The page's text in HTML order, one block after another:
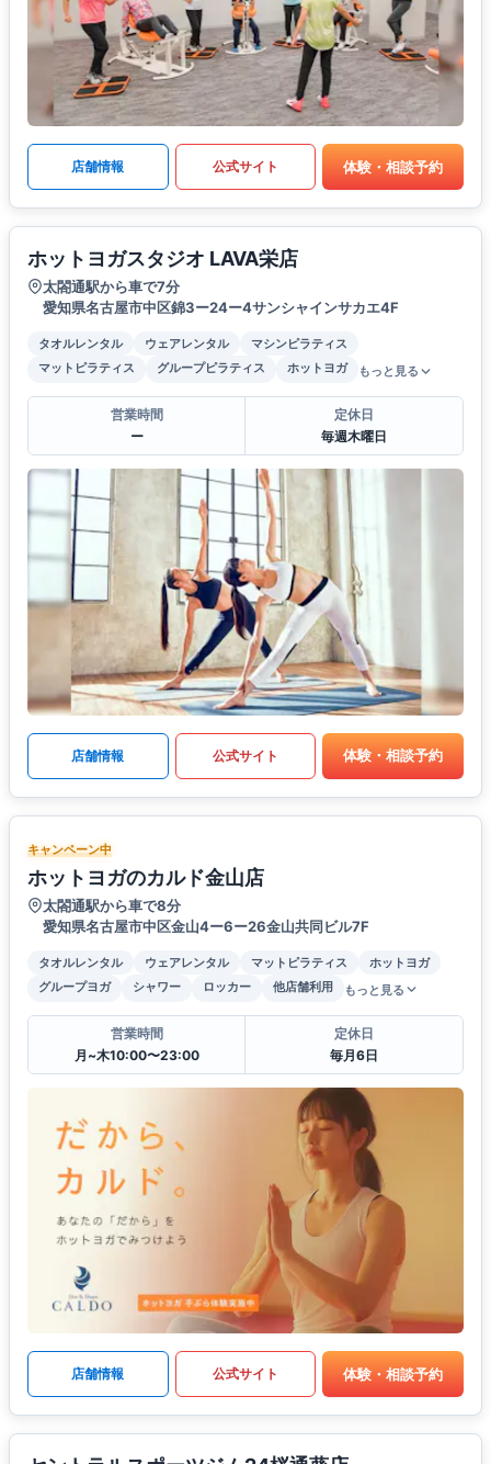
店舗情報 公式サイト 体験・相談予約
ホットヨガスタジオ LAVA栄店
太閤通駅から車で7分
愛知県名古屋市中区錦3ー24ー4サンシャインサカエ4F
タオルレンタル ウェアレンタル
マシンピラティス
マットピラティス
グループピラティス ホットヨガ もっと見る
営業時間
ー
定休日
毎週木曜日
店舗情報 公式サイト 体験・相談予約
キャンペーン中
ホットヨガのカルド金山店
太閤通駅から車で8分
愛知県名古屋市中区金山4ー6ー26金山共同ビル7F
タオルレンタル ウェアレンタル マットピラティス
ホットヨガ
グループヨガ
シャワー ロッカー 他店舗利用 もっと見る
営業時間
月~木10:00〜23:00
定休日
毎月6日
店舗情報 公式サイト 体験・相談予約